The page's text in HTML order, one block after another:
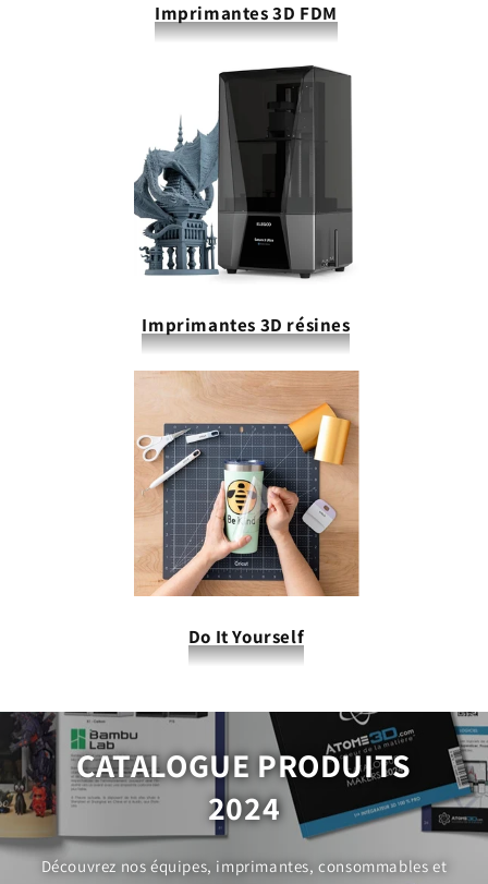
Imprimantes 3D FDM
Imprimantes 3D résines
Do It Yourself
CATALOGUE PRODUITS
2024
Découvrez nos équipes, imprimantes, consommables et